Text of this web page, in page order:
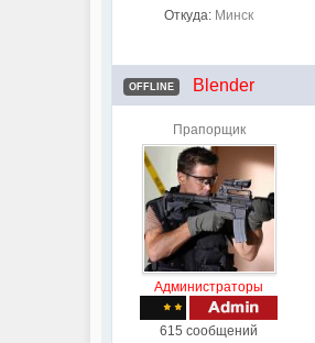
Откуда: Минск
OFFLINE Blender
Прапорщик
Администраторы
615 сообщений